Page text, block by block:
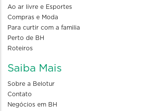
Ao ar livre e Esportes
Compras e Moda
Para curtir com a familia
Perto de BH
Roteiros
Saiba Mais
Sobre a Belotur
Contato
Negócios em BH